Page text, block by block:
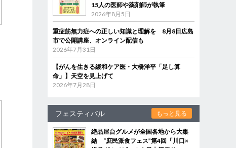
15人の医師や薬剤師が執筆
2026年8月5日
重症筋無力症への正しい知識と理解を 8月8日広島
市で公開講座、オンライン配信も
2026年7月31日
【がんを生きる緩和ケア医・大橋洋平「足し算
命」】天空を見上げて
2026年7月28日
フェスティバル もっと見る
絶品屋台グルメが全国各地から大集
結 “庶民派食フェス”第4回「川口×